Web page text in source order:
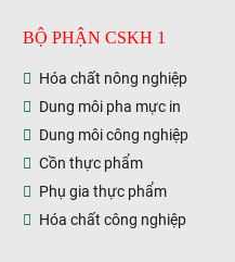
BỘ PHẬN CSKH 1
Hóa chất nông nghiệp
Dung môi pha mực in
Dung môi công nghiệp
Cồn thực phẩm
Phụ gia thực phẩm
Hóa chất công nghiệp